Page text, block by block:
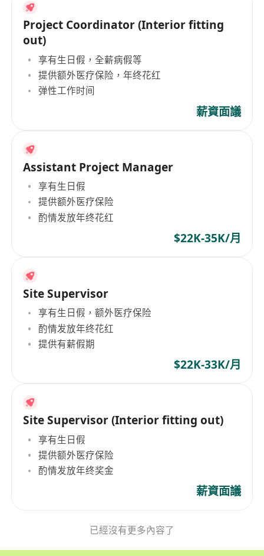
Project Coordinator (Interior fitting
out)
享有生日假，全薪病假等
提供额外医疗保险，年终花红
弹性工作时间
薪資面議
Assistant Project Manager
享有生日假
提供额外医疗保险
酌情发放年终花红
$22K-35K/月
Site Supervisor
享有生日假，额外医疗保险
酌情发放年终花红
提供有薪假期
$22K-33K/月
Site Supervisor (Interior fitting out)
享有生日假
提供额外医疗保险
酌情发放年终奖金
薪資面議
已經沒有更多內容了